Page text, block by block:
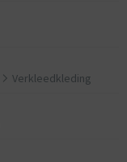
Verkleedkleding